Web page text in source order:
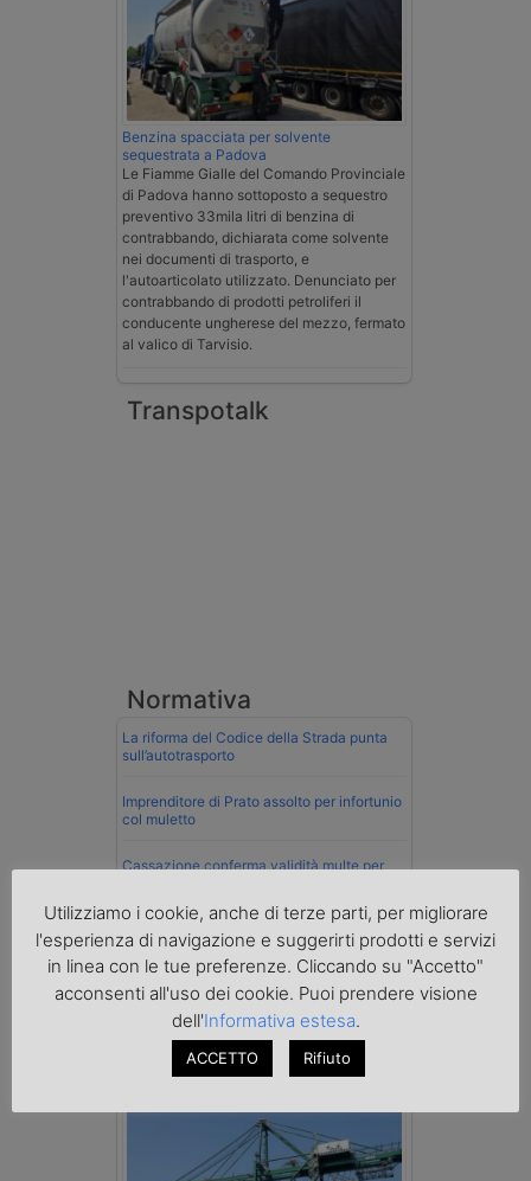
Benzina spacciata per solvente
sequestrata a Padova
Le Fiamme Gialle del Comando Provinciale
di Padova hanno sottoposto a sequestro
preventivo 33mila litri di benzina di
contrabbando, dichiarata come solvente
nei documenti di trasporto, e
l'autoarticolato utilizzato. Denunciato per
contrabbando di prodotti petroliferi il
conducente ungherese del mezzo, fermato
al valico di Tarvisio.
Transpotalk
Normativa
La riforma del Codice della Strada punta
sull’autotrasporto
Imprenditore di Prato assolto per infortunio
col muletto
Cassazione conferma validità multe per
La Cassazione conferma la qualifica di
spedizioniere-vettore
Esenzione Iva nei trasporti internazionali
su tutta la filiera
Mare
Utilizziamo i cookie, anche di terze parti, per migliorare
l'esperienza di navigazione e suggerirti prodotti e servizi
in linea con le tue preferenze. Cliccando su "Accetto"
acconsenti all'uso dei cookie. Puoi prendere visione
dell'Informativa estesa.
ACCETTO Rifiuto